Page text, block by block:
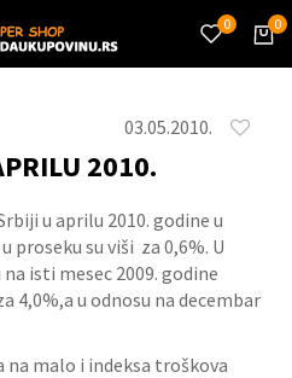
0
0
03.05.2010.
2010.
u aprilu 2010. godine u
proseku su viši za 0,6%. U
isti mesec 2009. godine
4,0%,a u odnosu na decembar
na malo i indeksa troškova